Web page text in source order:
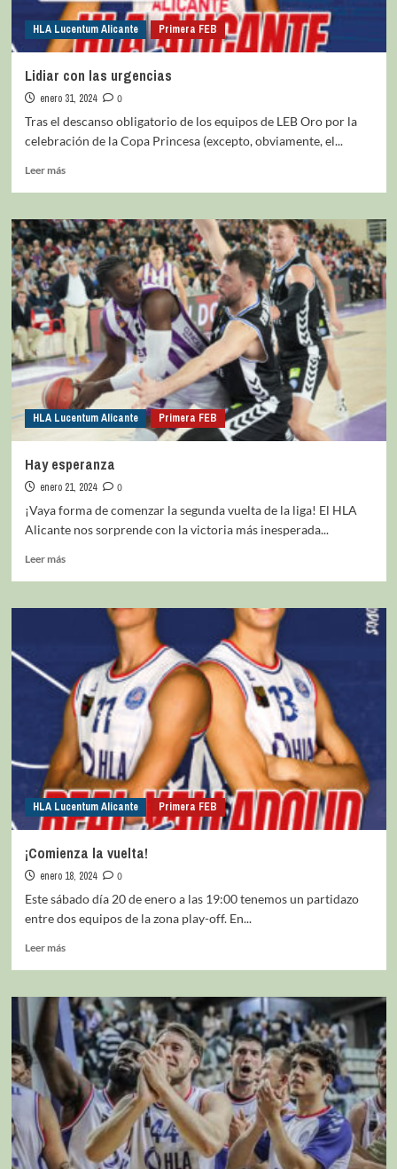
HLA Lucentum Alicante Primera FEB
Lidiar con las urgencias
enero 31, 2024
0
Tras el descanso obligatorio de los equipos de LEB Oro por la
celebración de la Copa Princesa (excepto, obviamente, el...
Leer más
HLA Lucentum Alicante Primera FEB
Hay esperanza
enero 21, 2024
0
¡Vaya forma de comenzar la segunda vuelta de la liga! El HLA
Alicante nos sorprende con la victoria más inesperada...
Leer más
HLA Lucentum Alicante Primera FEB
¡Comienza la vuelta!
enero 18, 2024
0
Este sábado día 20 de enero a las 19:00 tenemos un partidazo
entre dos equipos de la zona play-off. En...
Leer más